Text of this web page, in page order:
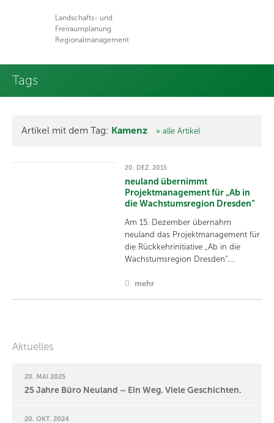
Landschafts- und
Freiraumplanung
Regionalmanagement
Tags
Artikel mit dem Tag: Kamenz » alle Artikel
20. DEZ. 2015
neuland übernimmt
Projektmanagement für „Ab in
die Wachstumsregion Dresden“
Am 15. Dezember übernahm
neuland das Projektmanagement für
die Rückkehrinitiative „Ab in die
Wachstumsregion Dresden“.…
mehr
Aktuelles
20. MAI 2025
25 Jahre Büro Neuland – Ein Weg. Viele Geschichten.
20. OKT. 2024